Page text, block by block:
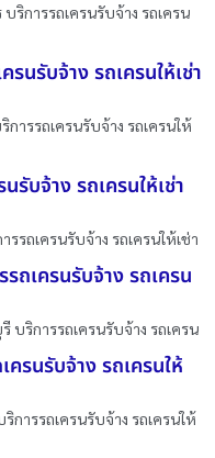
ริการรถเครนรับจ้าง รถเครน
รนรับจ้าง รถเครนให้เช่า
ารรถเครนรับจ้าง รถเครนให้
รับจ้าง รถเครนให้เช่า
รรถเครนรับจ้าง รถเครนให้เช่า
ถเครนรับจ้าง รถเครน
บริการรถเครนรับจ้าง รถเครน
รนรับจ้าง รถเครนให้
การรถเครนรับจ้าง รถเครนให้